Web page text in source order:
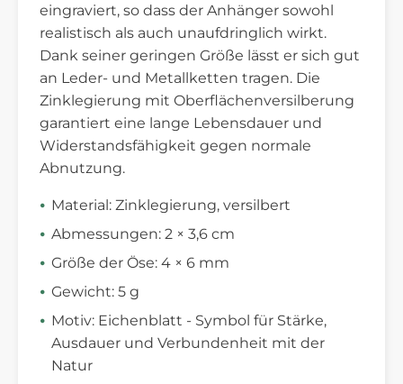
eingraviert, so dass der Anhänger sowohl
realistisch als auch unaufdringlich wirkt.
Dank seiner geringen Größe lässt er sich gut
an Leder- und Metallketten tragen. Die
Zinklegierung mit Oberflächenversilberung
garantiert eine lange Lebensdauer und
Widerstandsfähigkeit gegen normale
Abnutzung.
Material: Zinklegierung, versilbert
Abmessungen: 2 × 3,6 cm
Größe der Öse: 4 × 6 mm
Gewicht: 5 g
Motiv: Eichenblatt - Symbol für Stärke,
Ausdauer und Verbundenheit mit der
Natur